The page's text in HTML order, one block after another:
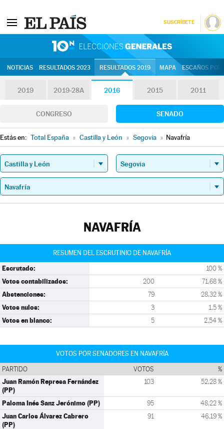
SUSCRÍBETE
NOTICIAS RESULTADOS 2023 RESULTADOS 2019 MAPA ESCAÑOS
2019 2019-28A 2016 2015 2011
CONGRESO SENADO
Estás en: Total España » Castilla y León » Segovia » Navafría
NAVAFRÍA
RESUMEN DEL ESCRUTINIO DE NAVAFRÍA
Escrutado: 100 %
Votos contabilizados: 200 71,68 %
Abstenciones: 79 28,32 %
Votos nulos: 3 1,5 %
Votos en blanco: 5 2,54 %
VOTOS POR SENADORES EN NAVAFRÍA
PARTIDO VOTOS %
Juan Ramón Represa Fernández
(PP)
103 52,28 %
Paloma Inés Sanz Jerónimo (PP) 95 48,22 %
Juan Carlos Álvarez Cabrero
(PP)
91 46,19 %